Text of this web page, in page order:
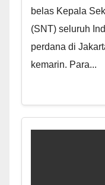
belas Kepala
(SNT) seluruh
perdana di
kemarin. Para...